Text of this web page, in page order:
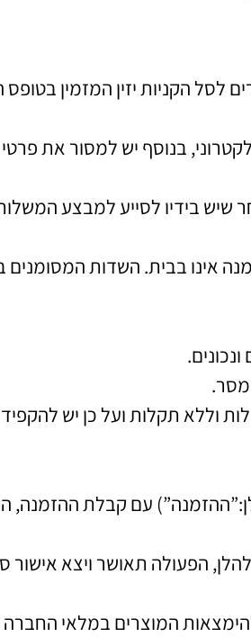
הקניות יזין המזמין בטופס
בנוסף יש למסור את
שיש בידיו לסייע למבצע
אינו בבית. השדות המסומנים
וללא תקלות ועל כן יש
עם קבלת ההזמנה,
הפעולה תאושר ויצא אישור
המוצרים במלאי